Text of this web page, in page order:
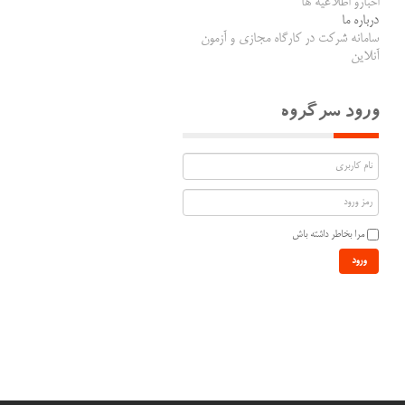
درباره ما
سامانه شرکت در کارگاه مجازی و آزمون
آنلاین
ورود سرگروه
مرا بخاطر داشته باش
ورود